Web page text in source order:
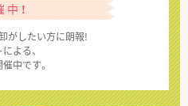
！
がしたい方に朗報!
よる、
中です。